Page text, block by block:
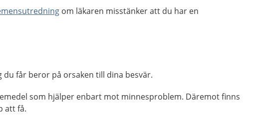
om läkaren misstänker att du har en
du får beror på orsaken till dina besvär.
som hjälper enbart mot minnesproblem. Däremot finns
att få.